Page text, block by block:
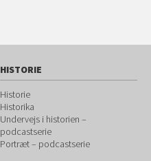
HISTORIE
Historie
Historika
Undervejs i historien –
podcastserie
Portræt – podcastserie